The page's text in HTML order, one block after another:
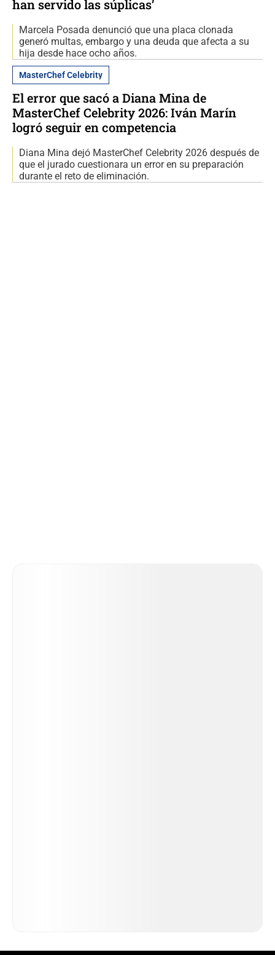
han servido las súplicas’
Marcela Posada denunció que una placa clonada
generó multas, embargo y una deuda que afecta a su
hija desde hace ocho años.
MasterChef Celebrity
El error que sacó a Diana Mina de
MasterChef Celebrity 2026: Iván Marín
logró seguir en competencia
Diana Mina dejó MasterChef Celebrity 2026 después de
que el jurado cuestionara un error en su preparación
durante el reto de eliminación.